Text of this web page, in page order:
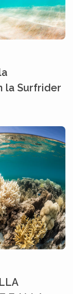
la Surfrider